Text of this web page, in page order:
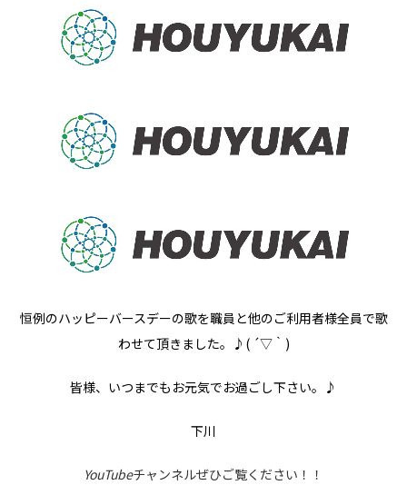
恒例のハッピーバースデーの歌を職員と他のご利用者様全員で歌
わせて頂きました。♪( ´▽｀)
皆様、いつまでもお元気でお過ごし下さい。♪
下川
YouTubeチャンネルぜひご覧ください！！